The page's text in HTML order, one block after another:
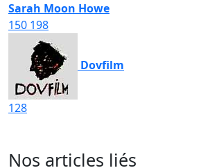
Sarah Moon Howe
150 198
Dovfilm
128
Nos articles liés